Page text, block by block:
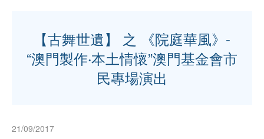
【古舞世遺】 之 《院庭華風》-
“澳門製作‧本土情懷”澳門基金會市
民專場演出
21/09/2017